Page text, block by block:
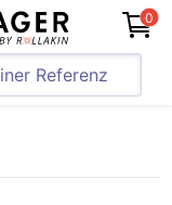
0